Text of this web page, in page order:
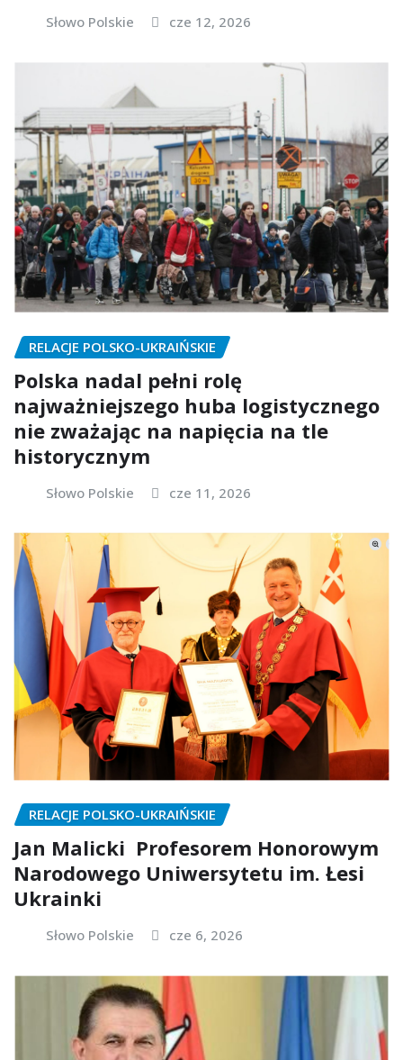
Słowo Polskie cze 12, 2026
RELACJE POLSKO-UKRAIŃSKIE
Polska nadal pełni rolę
najważniejszego huba logistycznego
nie zważając na napięcia na tle
historycznym
Słowo Polskie cze 11, 2026
RELACJE POLSKO-UKRAIŃSKIE
Jan Malicki Profesorem Honorowym
Narodowego Uniwersytetu im. Łesi
Ukrainki
Słowo Polskie cze 6, 2026